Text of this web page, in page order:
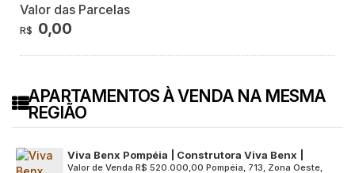
Valor das Parcelas
R$ 0,00
APARTAMENTOS À VENDA NA MESMA
REGIÃO
Viva Benx Pompéia | Construtora Viva Benx |
Pronto para morar | 40 metros | 02 dormitórios |
R$ 520.000,00
Valor de Venda
Pompéia, 713, Zona Oeste,